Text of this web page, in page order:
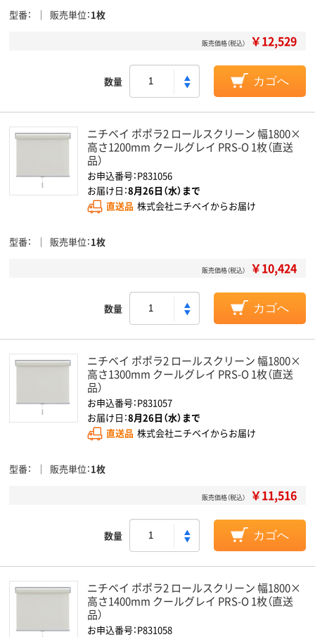
型番 販売単位 1枚
販売価格（税込） ￥12,529
数量 カゴへ
ニチベイ ポポラ2 ロールスクリーン 幅1800×
高さ1200mm クールグレイ PRS-O 1枚（直送
品）
お申込番号：P831056
お届け日：8月26日（水）まで
直送品 株式会社ニチベイからお届け
型番 販売単位 1枚
販売価格（税込） ￥10,424
数量 カゴへ
ニチベイ ポポラ2 ロールスクリーン 幅1800×
高さ1300mm クールグレイ PRS-O 1枚（直送
品）
お申込番号：P831057
お届け日：8月26日（水）まで
直送品 株式会社ニチベイからお届け
型番 販売単位 1枚
販売価格（税込） ￥11,516
数量 カゴへ
ニチベイ ポポラ2 ロールスクリーン 幅1800×
高さ1400mm クールグレイ PRS-O 1枚（直送
品）
お申込番号：P831058